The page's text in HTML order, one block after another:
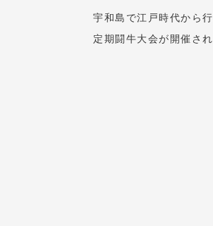
宇和島で江戸時代から
定期闘牛大会が開催さ